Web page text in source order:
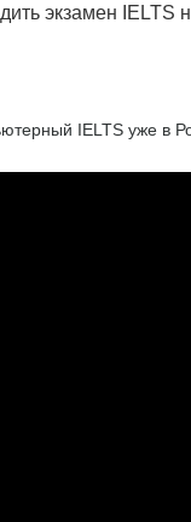
экзамен IELTS
IELTS уже в